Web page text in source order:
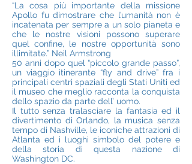
“La cosa più importante della missione
Apollo fu dimostrare che l’umanità non è
incatenata per sempre a un solo pianeta e
che le nostre visioni possono superare
quel confine, le nostre opportunità sono
illimitate.” Neil Armstrong
50 anni dopo quel “piccolo grande passo”,
un viaggio itinerante “fly and drive” fra i
principali centri spaziali degli Stati Uniti ed
il museo che meglio racconta la conquista
dello spazio da parte dell’ uomo.
Il tutto senza tralasciare la fantasia ed il
divertimento di Orlando, la musica senza
tempo di Nashville, le iconiche attrazioni di
Atlanta ed i luoghi simbolo del potere e
della storia di questa nazione di
Washington DC.